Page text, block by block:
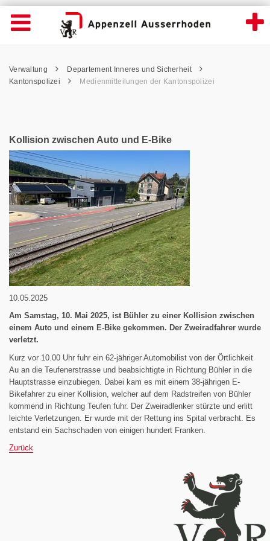
News Detailansicht - Appenzell
Wichtige
Seiten
Home
Inhalt
Kontakt
Navigation öffnen
Inhalt
Pfadnavigation
Verwaltung
Departement Inneres und Sicherheit
Kantonspolizei
Medienmitteilungen der Kantonspolizei
Kollision zwischen Auto und E-Bike
10.05.2025
Am Samstag, 10. Mai 2025, ist Bühler zu einer Kollision zwischen
einem Auto und einem E-Bike gekommen. Der Zweiradfahrer wurde
verletzt.
Kurz vor 10.00 Uhr fuhr ein 62-jähriger Automobilist von der Örtlichkeit
Au an die Teufenerstrasse und beabsichtigte in Richtung Bühler in die
Hauptstrasse einzubiegen. Dabei kam es mit einem 38-jährigen E-
Bikefahrer zu einer Kollision, welcher auf dem Radstreifen von Bühler
kommend in Richtung Teufen fuhr. Der Zweiradlenker stürzte und erlitt
leichte Verletzungen. Er wurde mit der Rettung ins Spital verbracht. Es
entstand ein Sachschaden von einigen hundert Franken.
Zurück